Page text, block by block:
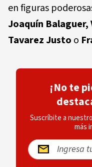
en figuras
Joaquín
Tavarez Justo o
¡No te
Suscríbite a
más